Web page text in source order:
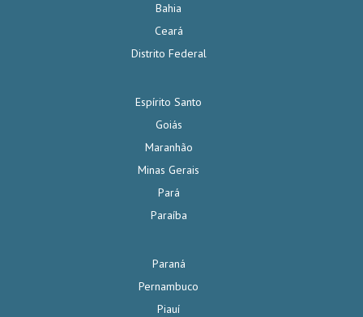
Bahia
Ceará
Distrito Federal
Espírito Santo
Goiás
Maranhão
Minas Gerais
Pará
Paraíba
Paraná
Pernambuco
Piauí